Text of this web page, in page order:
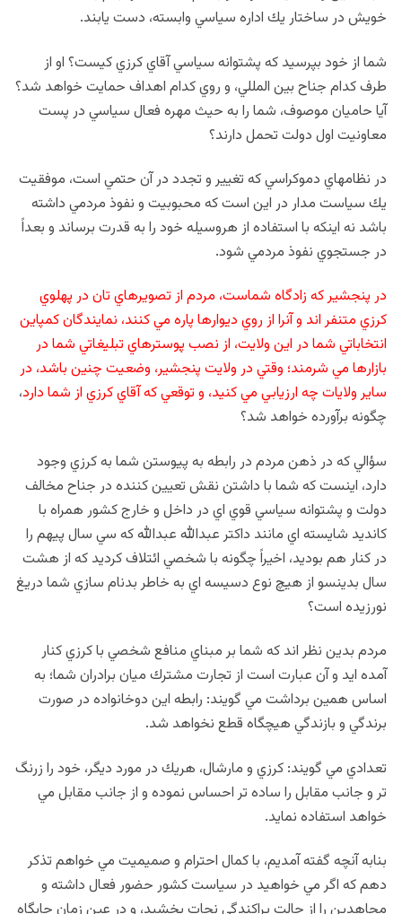
خويش در ساختار يك اداره سياسي وابسته، دست يابند.
شما از خود بپرسيد كه پشتوانه سياسي آقاي كرزي كيست؟ او از
طرف كدام جناح بين المللي، و روي كدام اهداف حمايت خواهد شد؟‌
آيا حاميان موصوف،‌ شما را به حيث مهره فعال سياسي در پست
معاونيت اول دولت تحمل دارند؟
در نظامهاي دموكراسي كه تغيير و تجدد در آن حتمي است، موفقيت
يك سياست مدار در اين است كه محبوبيت و نفوذ مردمي داشته
باشد نه اينكه با استفاده از هروسيله خود را به قدرت برساند و بعداً
در جستجوي نفوذ مردمي شود.
در پنجشير كه زادگاه شماست، مردم از تصويرهاي تان در پهلوي
كرزي متنفر اند و آنرا از روي ديوارها پاره مي كنند، نمايندگان كمپاين
انتخاباتي شما در اين ولايت،‌ از نصب پوسترهاي تبليغاتي شما در
بازارها مي شرمند؛ وقتي در ولايت پنجشير، وضعيت چنين باشد، در
ساير ولايات چه ارزيابي مي كنيد، و توقعي كه آقاي كرزي از شما دارد،
چگونه برآورده خواهد شد؟
سؤالي كه در ذهن مردم در رابطه به پيوستن شما به كرزي وجود
دارد، اينست كه شما با داشتن نقش تعيين كننده در جناح مخالف
دولت و پشتوانه سياسي قوي اي در داخل و خارج كشور همراه با
كانديد شايسته اي مانند داكتر عبدالله عبدالله كه سي سال پيهم را
در كنار هم بوديد، اخيراً چگونه با شخصي ائتلاف كرديد كه از هشت
سال بدينسو از هيچ نوع دسيسه اي به خاطر بدنام سازي شما دريغ
نورزيده است؟
مردم بدين نظر اند كه شما بر مبناي منافع شخصي با كرزي كنار
آمده ايد و آن عبارت است از تجارت مشترك ميان برادران شما؛ به
اساس همين برداشت مي گويند:‌ رابطه اين دوخانواده در صورت
برندگي و بازندگي هيچگاه قطع نخواهد شد.
تعدادي مي گويند:‌ كرزي و مارشال، هريك در مورد ديگر،‌ خود را زرنگ
تر و جانب مقابل را ساده تر احساس نموده و از جانب مقابل مي
خواهد استفاده نمايد.
بنابه آنچه گفته آمديم، با كمال احترام و صميميت مي خواهم تذكر
دهم كه اگر مي خواهيد در سياست كشور حضور فعال داشته و